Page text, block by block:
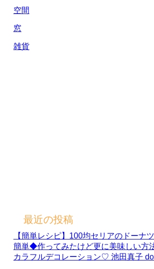
空間
窓
雑貨
最近の投稿
【簡単レシピ】100均セリアのドーナ
簡単◆作ってみたけど更に美味しい方
カラフルデコレーション♡ 池田真子